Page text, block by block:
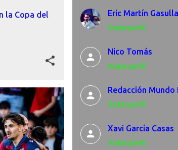
la Copa del
+3
Eric Martín Gasulla
Visitar perfil
Nico Tomás
Visitar perfil
Redacción Mundo
Visitar perfil
Xavi García Casas
Visitar perfil